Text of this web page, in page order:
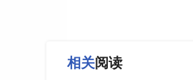
相关阅读